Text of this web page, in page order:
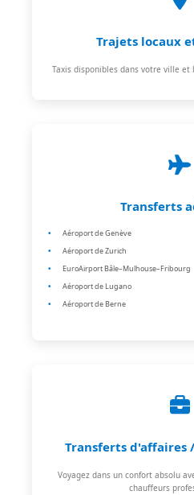
Trajets locaux
Taxis disponibles dans votre ville et
Transferts
Aéroport de Genève
Aéroport de Zurich
EuroAirport Bâle–Mulhouse–Fribourg
Aéroport de Lugano
Aéroport de Berne
Transferts d'affaires
Voyagez dans un confort absolu
chauffeurs